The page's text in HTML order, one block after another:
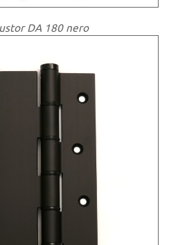
DA 180 nero